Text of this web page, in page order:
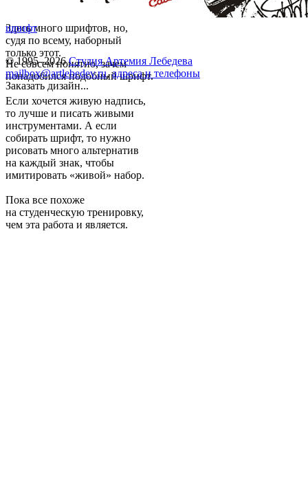
Здесь много шрифтов, но,
судя по всему, наборный
только этот.
Не совсем понятно, зачем
понадобился подобный шрифт.
Если хочется живую надпись,
то лучше и писать живыми
инструментами. А если
собирать шрифт, то нужно
рисовать много альтернатив
на каждый знак, чтобы
имитировать «живой» набор.
Пока все похоже
на студенческую тренировку,
чем эта работа и является.
шрифт
© 1995–2026 Студия Артемия Лебедева
mailbox@artlebedev.ru, адреса и телефоны
Заказать дизайн...